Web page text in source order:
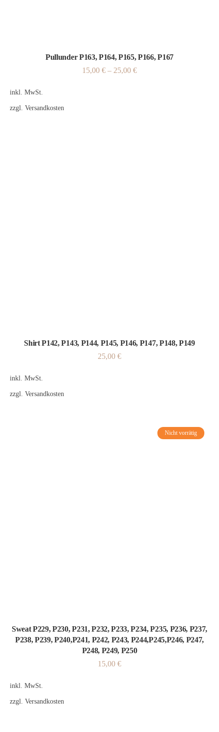
Pullunder P163, P164, P165, P166, P167
15,00 € – 25,00 €
inkl. MwSt.
zzgl. Versandkosten
Shirt P142, P143, P144, P145, P146, P147, P148, P149
25,00 €
inkl. MwSt.
zzgl. Versandkosten
Nicht vorrätig
Sweat P229, P230, P231, P232, P233, P234, P235, P236, P237,
P238, P239, P240,P241, P242, P243, P244,P245,P246, P247,
P248, P249, P250
15,00 €
inkl. MwSt.
zzgl. Versandkosten